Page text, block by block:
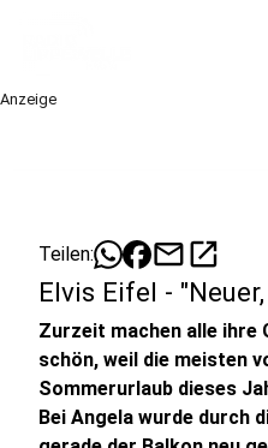
Anzeige
Teilen: mailopen_in_new
Elvis Eifel -
Zurzeit machen alle ihre
schön, weil die meisten
Sommerurlaub dieses
Bei Angela wurde durch